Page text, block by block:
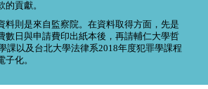
貢獻。
料則是來自監察院。在資料取得方面，先是
數日與申請費印出紙本後，再請輔仁大學哲
課以及台北大學法律系2018年度犯罪學課程
子化。